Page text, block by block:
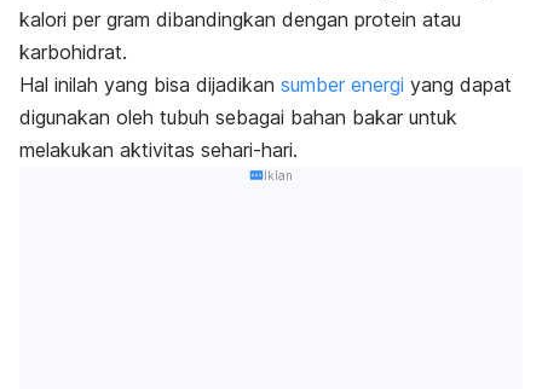
kalori per gram dibandingkan dengan protein atau
karbohidrat.
Hal inilah yang bisa dijadikan sumber energi yang dapat
digunakan oleh tubuh sebagai bahan bakar untuk
melakukan aktivitas sehari-hari.
Iklan